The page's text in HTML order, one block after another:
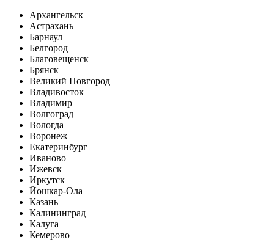
Архангельск
Астрахань
Барнаул
Белгород
Благовещенск
Брянск
Великий Новгород
Владивосток
Владимир
Волгоград
Вологда
Воронеж
Екатеринбург
Иваново
Ижевск
Иркутск
Йошкар-Ола
Казань
Калининград
Калуга
Кемерово